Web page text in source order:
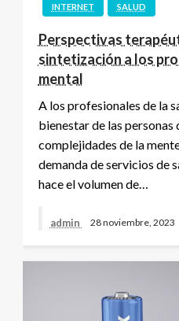
INTERNET SALUD
Perspectivas
sintetización a los
mental
A los profesionales de la
bienestar de las personas
complejidades de la
demanda de servicios de
hace el volumen de…
admin 28 noviembre, 2023